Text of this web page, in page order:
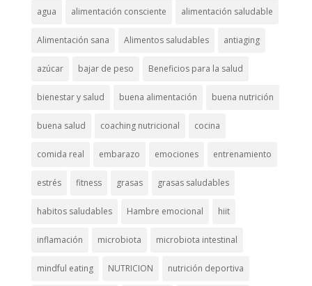
agua alimentación consciente alimentación saludable
Alimentación sana Alimentos saludables antiaging
azúcar bajar de peso Beneficios para la salud
bienestar y salud buena alimentación buena nutrición
buena salud coaching nutricional cocina
comida real embarazo emociones entrenamiento
estrés fitness grasas grasas saludables
habitos saludables Hambre emocional hiit
inflamación microbiota microbiota intestinal
mindful eating NUTRICION nutrición deportiva